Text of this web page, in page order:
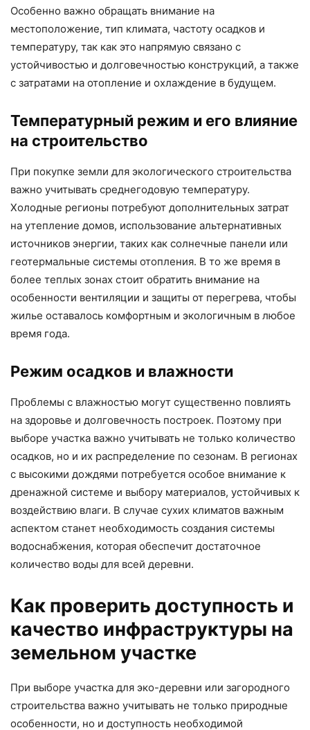
Особенно важно обращать внимание на
местоположение, тип климата, частоту осадков и
температуру, так как это напрямую связано с
устойчивостью и долговечностью конструкций, а также
с затратами на отопление и охлаждение в будущем.
Температурный режим и его влияние
на строительство
При покупке земли для экологического строительства
важно учитывать среднегодовую температуру.
Холодные регионы потребуют дополнительных затрат
на утепление домов, использование альтернативных
источников энергии, таких как солнечные панели или
геотермальные системы отопления. В то же время в
более теплых зонах стоит обратить внимание на
особенности вентиляции и защиты от перегрева, чтобы
жилье оставалось комфортным и экологичным в любое
время года.
Режим осадков и влажности
Проблемы с влажностью могут существенно повлиять
на здоровье и долговечность построек. Поэтому при
выборе участка важно учитывать не только количество
осадков, но и их распределение по сезонам. В регионах
с высокими дождями потребуется особое внимание к
дренажной системе и выбору материалов, устойчивых к
воздействию влаги. В случае сухих климатов важным
аспектом станет необходимость создания системы
водоснабжения, которая обеспечит достаточное
количество воды для всей деревни.
Как проверить доступность и
качество инфраструктуры на
земельном участке
При выборе участка для эко-деревни или загородного
строительства важно учитывать не только природные
особенности, но и доступность необходимой